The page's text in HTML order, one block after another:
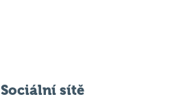
Sociální sítě